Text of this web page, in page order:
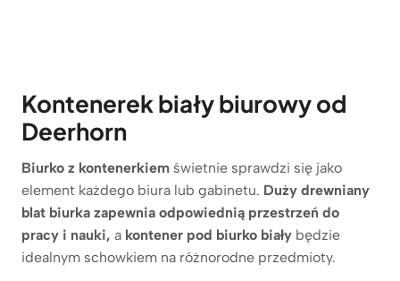
Kontenerek biały biurowy od
Deerhorn
Biurko z kontenerkiem świetnie sprawdzi się jako
element każdego biura lub gabinetu. Duży drewniany
blat biurka zapewnia odpowiednią przestrzeń do
pracy i nauki, a kontener pod biurko biały będzie
idealnym schowkiem na różnorodne przedmioty.